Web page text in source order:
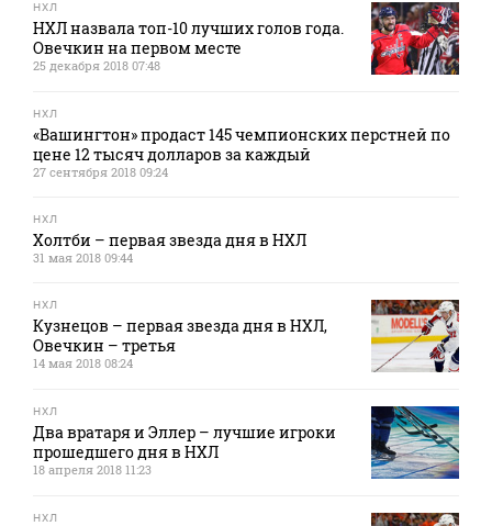
НХЛ
НХЛ назвала топ-10 лучших голов года.
Овечкин на первом месте
25 декабря 2018 07:48
НХЛ
«Вашингтон» продаст 145 чемпионских перстней по
цене 12 тысяч долларов за каждый
27 сентября 2018 09:24
НХЛ
Холтби – первая звезда дня в НХЛ
31 мая 2018 09:44
НХЛ
Кузнецов – первая звезда дня в НХЛ,
Овечкин – третья
14 мая 2018 08:24
НХЛ
Два вратаря и Эллер – лучшие игроки
прошедшего дня в НХЛ
18 апреля 2018 11:23
НХЛ